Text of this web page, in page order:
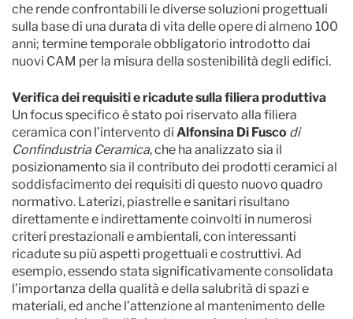
che rende confrontabili le diverse soluzioni progettuali
sulla base di una durata di vita delle opere di almeno 100
anni; termine temporale obbligatorio introdotto dai
nuovi CAM per la misura della sostenibilità degli edifici.
Verifica dei requisiti e ricadute sulla filiera produttiva
Un focus specifico è stato poi riservato alla filiera
ceramica con l’intervento di Alfonsina Di Fusco di
Confindustria Ceramica, che ha analizzato sia il
posizionamento sia il contributo dei prodotti ceramici al
soddisfacimento dei requisiti di questo nuovo quadro
normativo. Laterizi, piastrelle e sanitari risultano
direttamente e indirettamente coinvolti in numerosi
criteri prestazionali e ambientali, con interessanti
ricadute su più aspetti progettuali e costruttivi. Ad
esempio, essendo stata significativamente consolidata
l’importanza della qualità e della salubrità di spazi e
materiali, ed anche l’attenzione al mantenimento delle